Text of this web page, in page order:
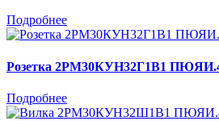
Подробнее
Розетка 2РМ30КУН32Г1В1
Подробнее